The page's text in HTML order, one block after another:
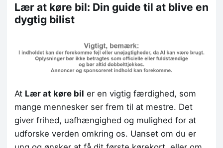
Lær at køre bil: Din guide til at blive en
dygtig bilist
At Lær at køre bil er en vigtig færdighed, som
mange mennesker ser frem til at mestre. Det
giver frihed, uafhængighed og mulighed for at
udforske verden omkring os. Uanset om du er